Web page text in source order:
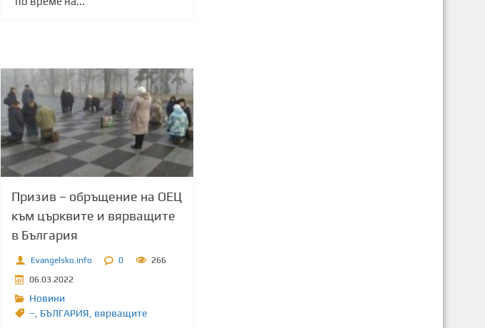
Призив – обръщение на ОЕЦ
към църквите и вярващите
в България
Evangelsko.info 0
266
06.03.2022
Новини
– БЪЛГАРИЯ вярващите